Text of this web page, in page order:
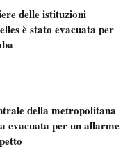
delle istituzioni
è stato evacuata per
della metropolitana
evacuata per un allarme